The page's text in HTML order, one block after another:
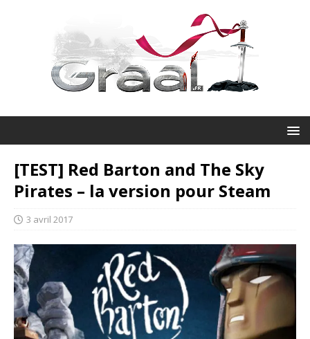
[TEST] Red Barton and The Sky
Pirates – la version pour Steam
3 avril 2017